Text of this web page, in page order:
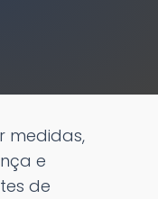
medidas,
e
de